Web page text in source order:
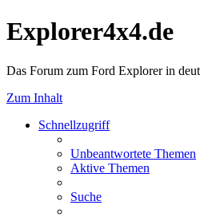
Explorer4x4.de
Das Forum zum Ford Explorer in
Zum Inhalt
Schnellzugriff
Unbeantwortete Themen
Aktive Themen
Suche